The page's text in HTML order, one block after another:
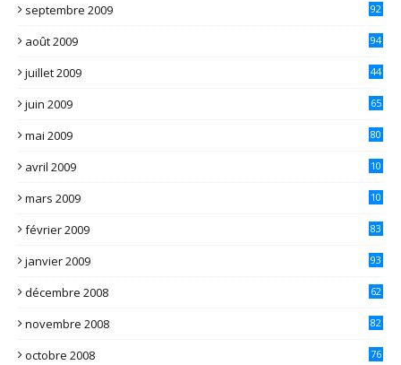
septembre 2009 92
août 2009 94
juillet 2009 44
juin 2009 65
mai 2009 80
avril 2009
10
mars 2009
10
février 2009 83
janvier 2009 93
décembre 2008 62
novembre 2008 82
octobre 2008 76